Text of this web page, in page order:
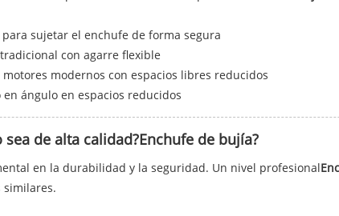
sujetar el enchufe de forma segura
con agarre flexible
motores modernos con espacios libres reducidos
en ángulo en espacios reducidos
de alta calidad?Enchufe de bujía?
en la durabilidad y la seguridad. Un nivel profesional
similares.